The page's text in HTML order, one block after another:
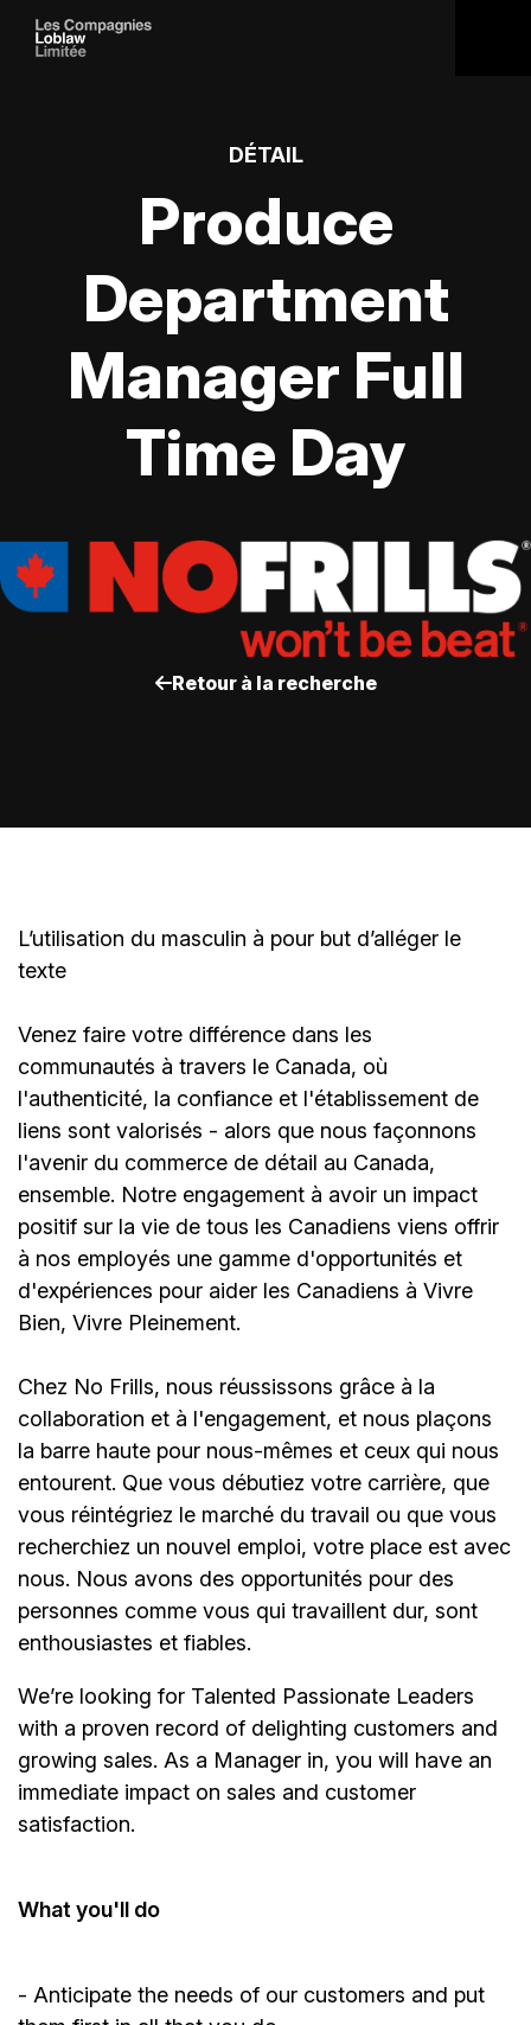
DÉTAIL
Produce
Department
Manager Full
Time Day
Retour à la recherche
L’utilisation du masculin à pour but d’alléger le
texte
Venez faire votre différence dans les
communautés à travers le Canada, où
l'authenticité, la confiance et l'établissement de
liens sont valorisés - alors que nous façonnons
l'avenir du commerce de détail au Canada,
ensemble. Notre engagement à avoir un impact
positif sur la vie de tous les Canadiens viens offrir
à nos employés une gamme d'opportunités et
d'expériences pour aider les Canadiens à Vivre
Bien, Vivre Pleinement.
Chez No Frills, nous réussissons grâce à la
collaboration et à l'engagement, et nous plaçons
la barre haute pour nous-mêmes et ceux qui nous
entourent. Que vous débutiez votre carrière, que
vous réintégriez le marché du travail ou que vous
recherchiez un nouvel emploi, votre place est avec
nous. Nous avons des opportunités pour des
personnes comme vous qui travaillent dur, sont
enthousiastes et fiables.
We’re looking for Talented Passionate Leaders
with a proven record of delighting customers and
growing sales. As a Manager in, you will have an
immediate impact on sales and customer
satisfaction.
Whatyou'll do
- Anticipate the needs of our customers and put